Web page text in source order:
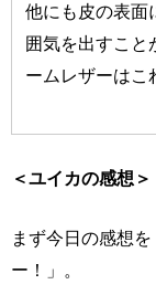
他にも皮の表面
囲気を出すこと
ームレザーはこ
＜ユイカの感想＞
まず今日の感想
ー！」。